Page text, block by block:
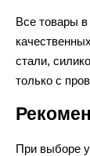
Все товары в
стали,
только с
При выборе